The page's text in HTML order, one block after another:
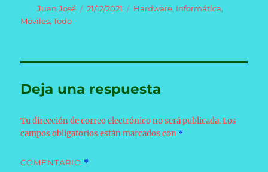
Autor
Juan José
Publicado
21/12/2021 Categorías
Hardware, Informática,
Móviles,Todo
Deja una respuesta
Tu dirección de correo electrónico no será publicada. Los
campos obligatorios están marcados con *
COMENTARIO *